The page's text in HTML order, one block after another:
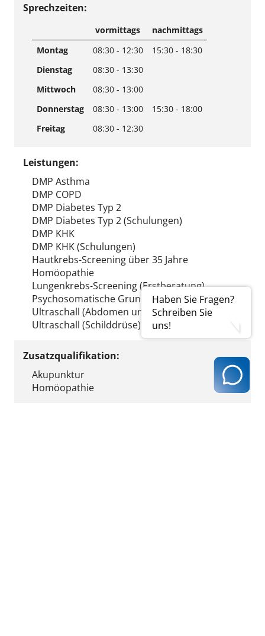
Haben Sie Fragen?
Schreiben Sie
uns!
Sprechzeiten:
vormittags
nachmittags
Montag
08:30 - 12:30
15:30 - 18:30
Dienstag
08:30 - 13:30
Mittwoch
08:30 - 13:00
Donnerstag
08:30 - 13:00
15:30 - 18:00
Freitag
08:30 - 12:30
Leistungen:
DMP Asthma
DMP COPD
DMP Diabetes Typ 2
DMP Diabetes Typ 2 (Schulungen)
DMP KHK
DMP KHK (Schulungen)
Hautkrebs-Screening über 35 Jahre
Homöopathie
Lungenkrebs-Screening (Erstberatung)
Psychosomatische Grundversorgung
Ultraschall (Abdomen und/oder Thorax)
Ultraschall (Schilddrüse)
Zusatzqualifikation:
Akupunktur
Homöopathie